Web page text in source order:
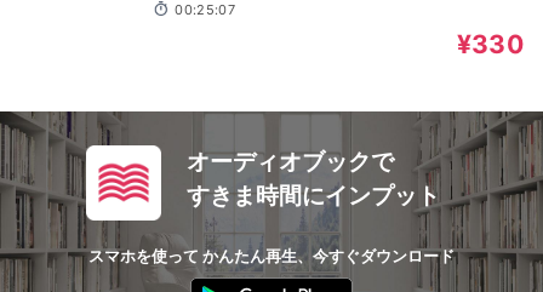
00:25:07
¥330
オーディオブックで
すきま時間にインプット
スマホを使って かんたん再生、今すぐダウンロード